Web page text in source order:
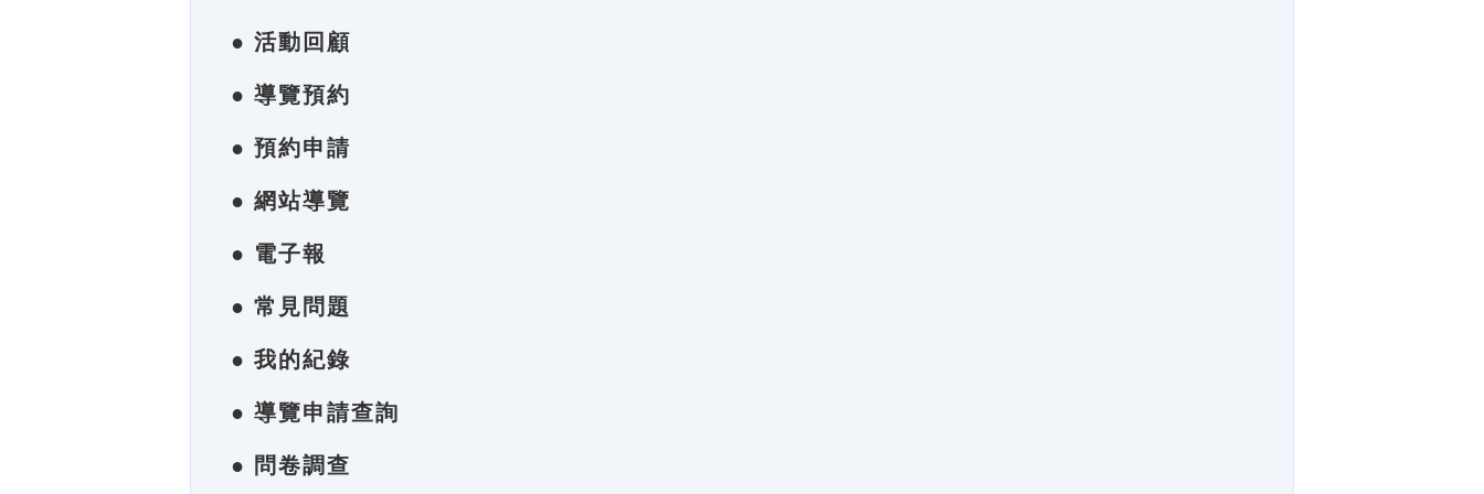
● 活動回顧
● 導覽預約
● 預約申請
● 網站導覽
● 電子報
● 常見問題
● 我的紀錄
● 導覽申請查詢
● 問卷調查